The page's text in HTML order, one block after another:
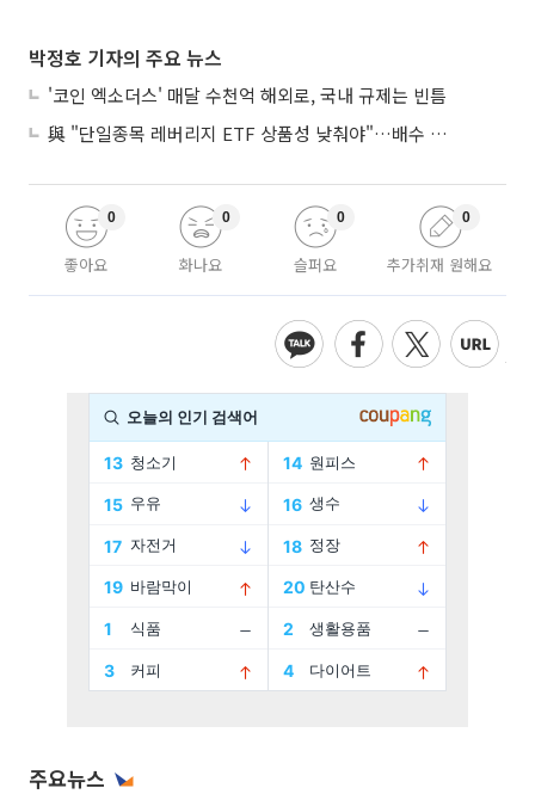
박정호 기자의 주요 뉴스
'코인 엑소더스' 매달 수천억 해외로, 국내 규제는 빈틈
與 "단일종목 레버리지 ETF 상품성 낮춰야"…배수 조정안도 거론
좋아요
0
화나요
0
슬퍼요
0
추가취재 원해요
0
주요뉴스